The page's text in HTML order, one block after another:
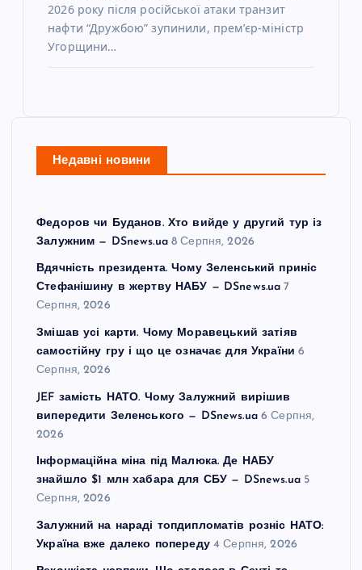
2026 року після російської атаки транзит
нафти “Дружбою” зупинили, прем’єр-міністр
Угорщини…
Недавні новини
Федоров чи Буданов. Хто вийде у другий тур із
Залужним — DSnews.ua 8 Серпня, 2026
Вдячність президента. Чому Зеленський приніс
Стефанішину в жертву НАБУ — DSnews.ua 7
Серпня, 2026
Змішав усі карти. Чому Моравецький затіяв
самостійну гру і що це означає для України 6
Серпня, 2026
JEF замість НАТО. Чому Залужний вирішив
випередити Зеленського — DSnews.ua 6 Серпня,
2026
Інформаційна міна під Малюка. Де НАБУ
знайшло $1 млн хабара для СБУ — DSnews.ua 5
Серпня, 2026
Залужний на нараді топдипломатів розніс НАТО:
Україна вже далеко попереду 4 Серпня, 2026